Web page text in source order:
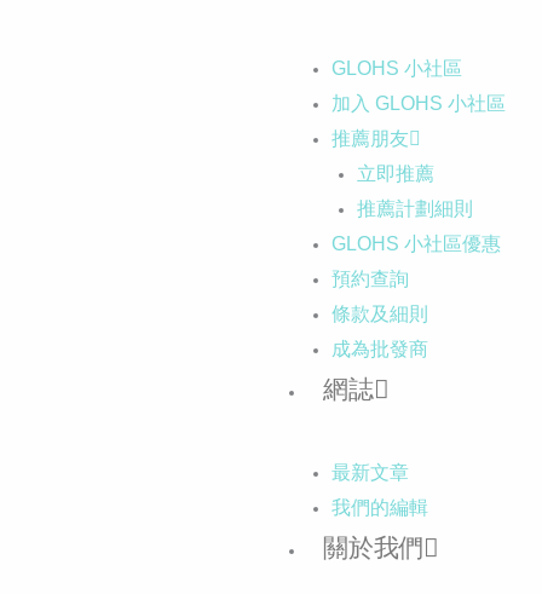
GLOHS 小社區
加入 GLOHS 小社區
推薦朋友
立即推薦
推薦計劃細則
GLOHS 小社區優惠
預約查詢
條款及細則
成為批發商
網誌
最新文章
我們的編輯
關於我們